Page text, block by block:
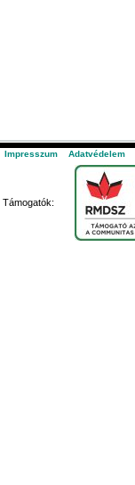
Impresszum Adatvédelem
Támogatók: